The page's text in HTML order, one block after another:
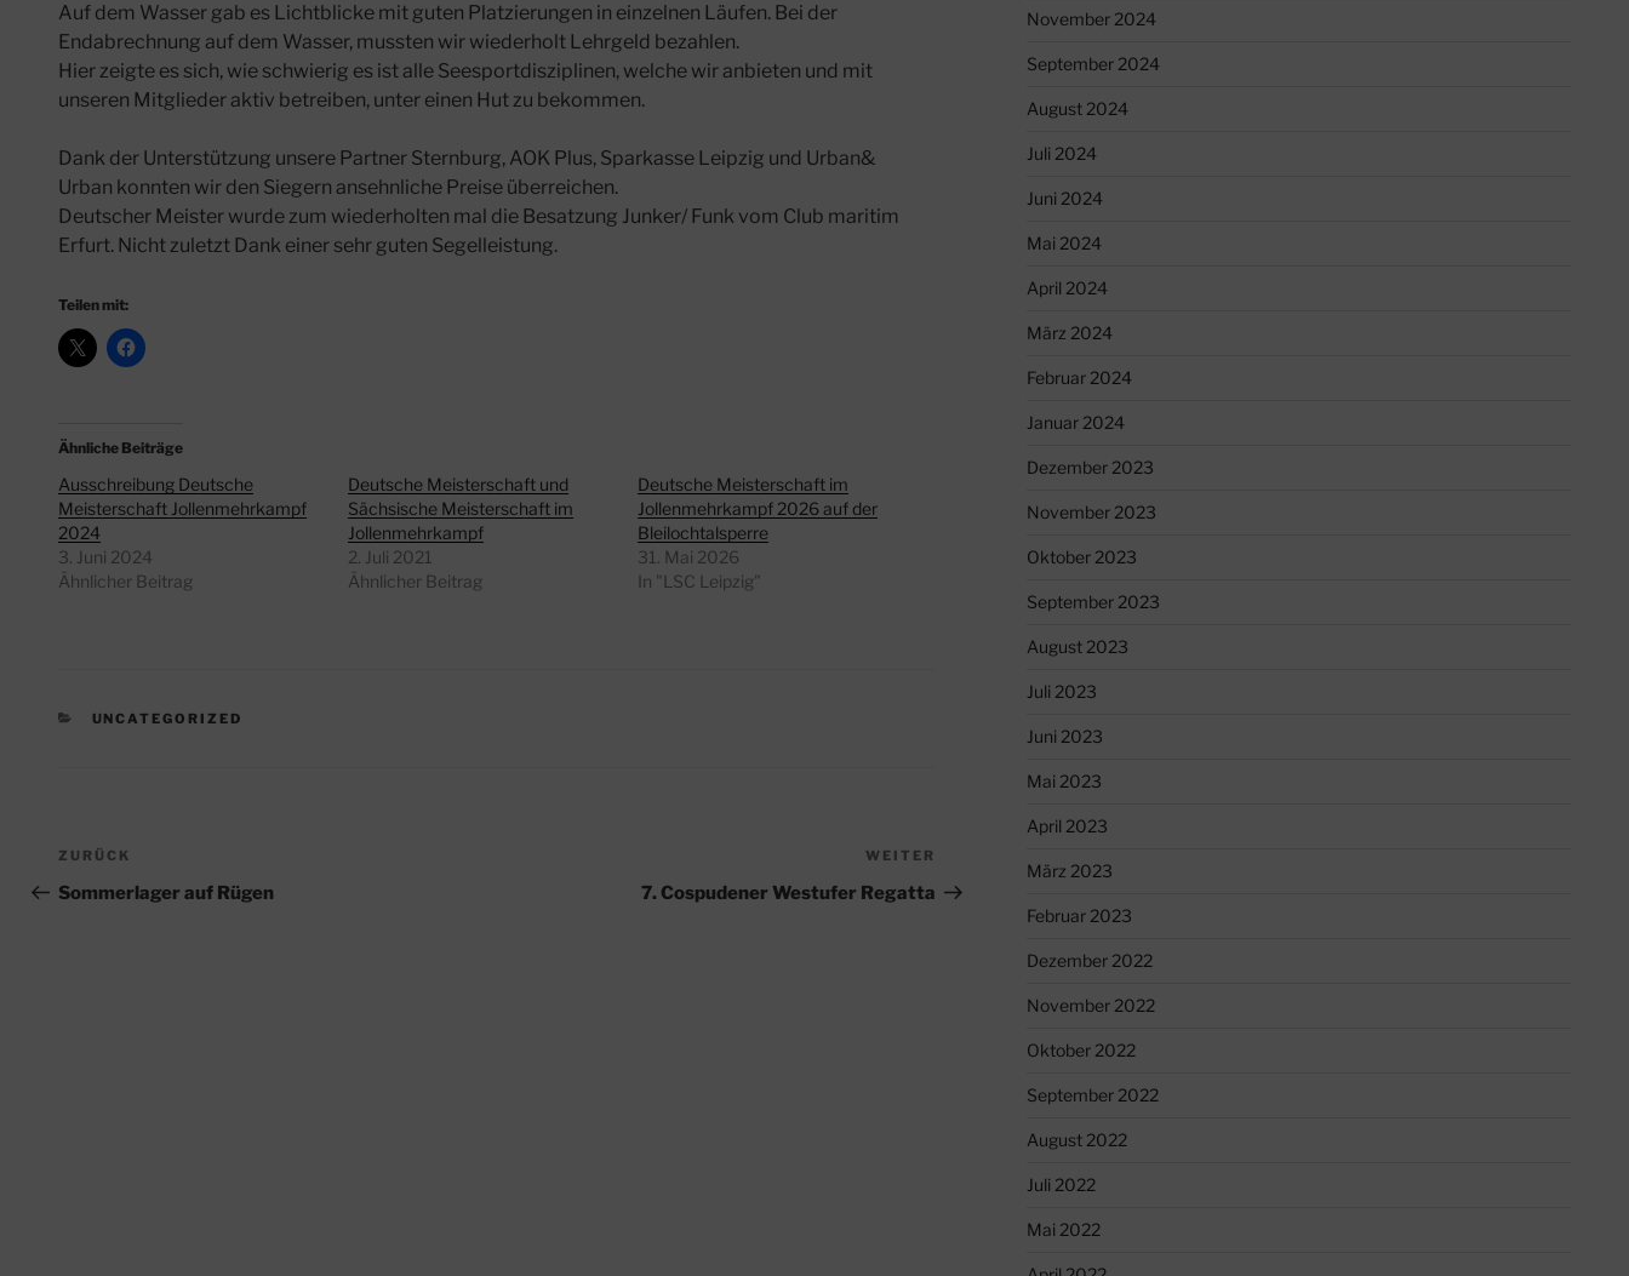
Auf dem Wasser gab es Lichtblicke mit guten Platzierungen in einzelnen Läufen. Bei der
Endabrechnung auf dem Wasser, mussten wir wiederholt Lehrgeld bezahlen.
Hier zeigte es sich, wie schwierig es ist alle Seesportdisziplinen, welche wir anbieten und mit
unseren Mitglieder aktiv betreiben, unter einen Hut zu bekommen.
Dank der Unterstützung unsere Partner Sternburg, AOK Plus, Sparkasse Leipzig und Urban&
Urban konnten wir den Siegern ansehnliche Preise überreichen.
Deutscher Meister wurde zum wiederholten mal die Besatzung Junker/ Funk vom Club maritim
Erfurt. Nicht zuletzt Dank einer sehr guten Segelleistung.
Teilen mit:
Ähnliche Beiträge
Ausschreibung Deutsche
Meisterschaft Jollenmehrkampf
2024
3. Juni 2024
Ähnlicher Beitrag
Deutsche Meisterschaft und
Sächsische Meisterschaft im
Jollenmehrkampf
2. Juli 2021
Ähnlicher Beitrag
Deutsche Meisterschaft im
Jollenmehrkampf 2026 auf der
Bleilochtalsperre
31. Mai 2026
In "LSC Leipzig"
KATEGORIEN
UNCATEGORIZED
Beitragsnavigation
Vorheriger
Beitrag
ZURÜCK
Sommerlager auf Rügen
Beitrag
WEITER
7. Cospudener Westufer Regatta
November 2024
September 2024
August 2024
Juli 2024
Juni 2024
Mai 2024
April 2024
März 2024
Februar 2024
Januar 2024
Dezember 2023
November 2023
Oktober 2023
September 2023
August 2023
Juli 2023
Juni 2023
Mai 2023
April 2023
März 2023
Februar 2023
Dezember 2022
November 2022
Oktober 2022
September 2022
August 2022
Juli 2022
Mai 2022